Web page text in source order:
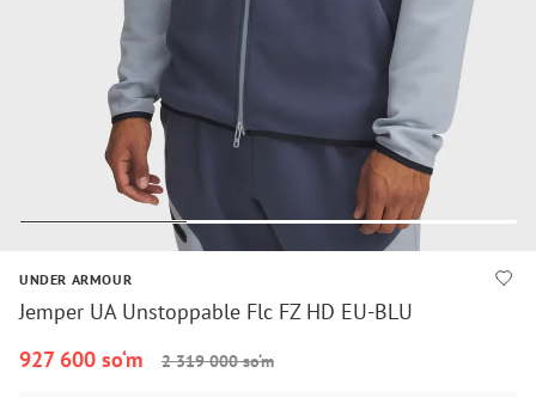
UNDER ARMOUR
Jemper UA Unstoppable Flc FZ HD EU-BLU
927 600 so‘m
2 319 000 so‘m